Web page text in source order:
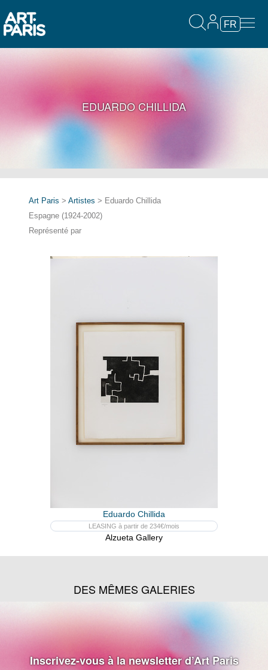
FR
EDUARDO CHILLIDA
Art Paris > Artistes > Eduardo Chillida
Espagne (1924-2002)
Représenté par
Eduardo Chillida
LEASING à partir de 234€/mois
Alzueta Gallery
DES MÊMES GALERIES
Inscrivez-vous à la newsletter d’Art Paris